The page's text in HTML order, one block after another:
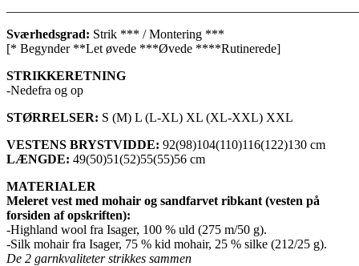
Sværhedsgrad: Strik *** / Montering ***
[* Begynder **Let øvede ***Øvede ****Rutinerede]
STRIKKERETNING
-Nedefra og op
STØRRELSER: S (M) L (L-XL) XL (XL-XXL) XXL
VESTENS BRYSTVIDDE: 92(98)104(110)116(122)130 cm
LÆNGDE: 49(50)51(52)55(55)56 cm
MATERIALER
Meleret vest med mohair og sandfarvet ribkant (vesten på
forsiden af opskriften):
-Highland wool fra Isager, 100 % uld (275 m/50 g).
-Silk mohair fra Isager, 75 % kid mohair, 25 % silke (212/25 g).
De 2 garnkvaliteter strikkes sammen